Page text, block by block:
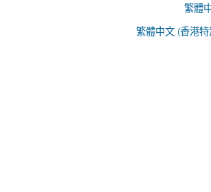
繁體
繁體中文 (香港